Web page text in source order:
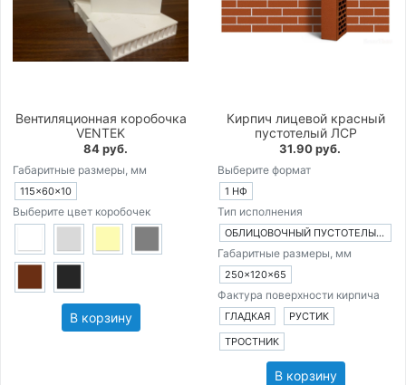
Вентиляционная коробочка
VENTEK
84 руб.
Габаритные размеры, мм
115×60×10
Выберите цвет коробочек
В корзину
Кирпич лицевой красный
пустотелый ЛСР
31.90 руб.
Выберите формат
1 НФ
Тип исполнения
ОБЛИЦОВОЧНЫЙ ПУСТОТЕЛЫЙ КИРПИЧ
Габаритные размеры, мм
250×120×65
Фактура поверхности кирпича
ГЛАДКАЯ
РУСТИК
ТРОСТНИК
В корзину